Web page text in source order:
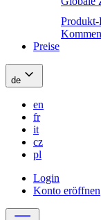
Produkt-
Preise
de
en
fr
it
cz
pl
Login
Konto eröffnen